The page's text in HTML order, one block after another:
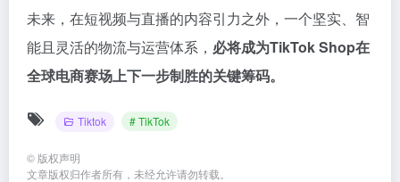
未来，在短视频与直播的内容引力之外，一个坚实、智
能且灵活的物流与运营体系， 必将成为TikTok Shop在
全球电商赛场上下一步制胜的关键筹码。
Tiktok # TikTok
© 版权声明
文章版权归作者所有，未经允许请勿转载。